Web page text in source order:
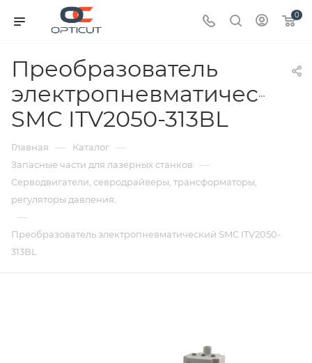
0
Преобразователь
электропневматический
SMC ITV2050-313ВL
Главная — Каталог —
Запасные части для лазерных станков —
Серводвигатели, севродрайверы, трансформаторы,
регуляторы давления.
—
Преобразователь электропневматический SMC ITV2050-
313ВL